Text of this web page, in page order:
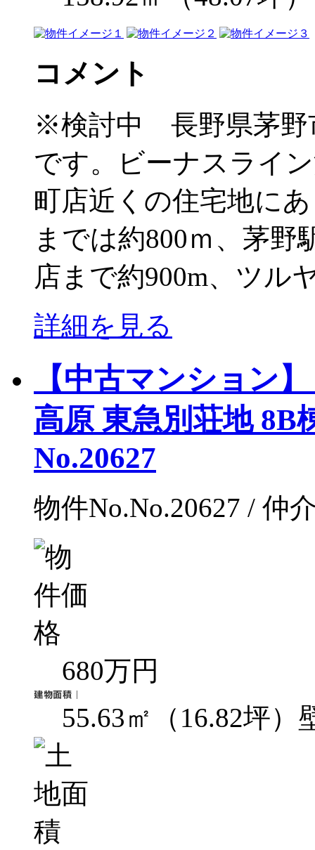
コメント
※検討中 長野県茅野
です。ビーナスライ
町店近くの住宅地に
までは約800ｍ、茅野
店まで約900m、ツル
詳細を見る
【中古マンション
高原 東急別荘地 8B
No.20627
物件No.No.20627 / 仲
680万円
55.63㎡（16.82坪）